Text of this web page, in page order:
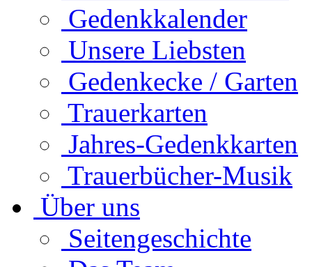
Gedenkkalender
Unsere Liebsten
Gedenkecke / Garten
Trauerkarten
Jahres-Gedenkkarten
Trauerbücher-Musik
Über uns
Seitengeschichte